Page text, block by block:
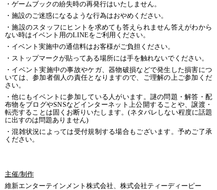
・ゲームブックの紛失時の再発行はいたしません。
・施設のご迷惑になるような行為はおやめください。
・施設のスタッフにヒントを求めても答えられません答えがわから
ない時はイベント用のLINEをご利用ください。
・イベント実施中の通信料はお客様がご負担ください。
・ストップマークが貼ってある場所には手を触れないでください。
・イベント実施中の事故やケガ、器物破損などで発生した損害につ
いては、参加者個人の責任となりますので、ご理解の上ご参加くだ
さい。
・他にもイベントに参加している人がいます。謎の問題・解答・配
布物をブログやSNSなどインターネット上公開することや、譲渡・
転売することは固くお断りいたします。(ネタバレしない程度に話題
に出すのは問題ありません)
・混雑状況によっては受付規制する場合もございます。予めご了承
ください。
主催/制作
維新エンターテインメント株式会社、株式会社ティーディーピー